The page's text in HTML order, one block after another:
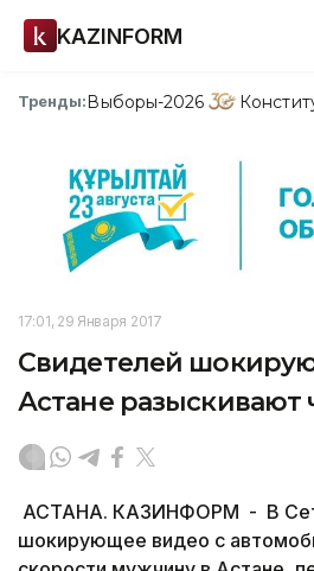
KAZINFORM
Тренды:Выборы-2026
17:01, 29 Января 2017
Свидетелей
Астане разыскивают
АСТАНА. КАЗИНФОРМ - В
шокирующее видео с